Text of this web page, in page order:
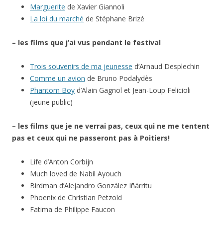
Marguerite de Xavier Giannoli
La loi du marché de Stéphane Brizé
– les films que j’ai vus pendant le festival
Trois souvenirs de ma jeunesse d’Arnaud Desplechin
Comme un avion de Bruno Podalydès
Phantom Boy d’Alain Gagnol et Jean-Loup Felicioli
(jeune public)
– les films que je ne verrai pas, ceux qui ne me tentent
pas et ceux qui ne passeront pas à Poitiers!
Life d’Anton Corbijn
Much loved de Nabil Ayouch
Birdman d’Alejandro González Iñárritu
Phoenix de Christian Petzold
Fatima de Philippe Faucon